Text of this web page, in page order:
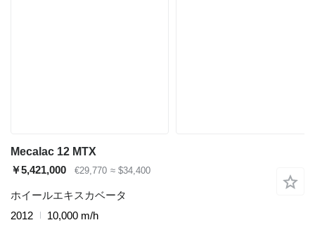
Mecalac 12 MTX
￥5,421,000
€29,770 ≈ $34,400
ホイールエキスカベータ
2012
10,000 m/h